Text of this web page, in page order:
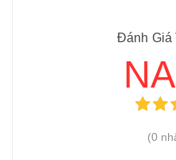
Đánh Giá
(0